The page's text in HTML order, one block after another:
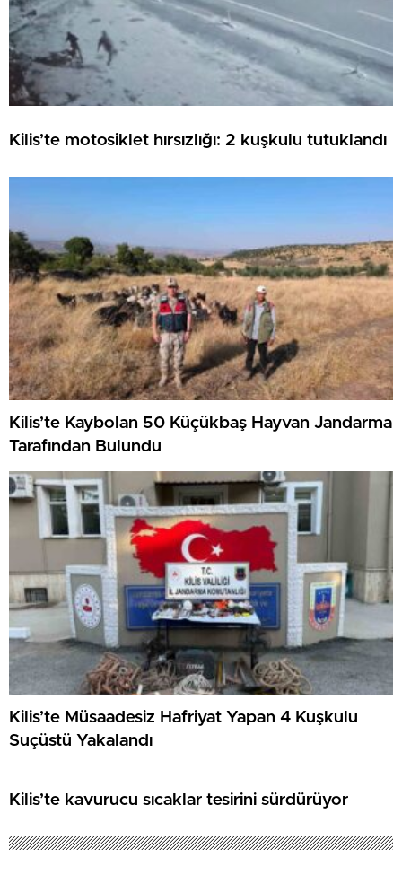
Kilis’te motosiklet hırsızlığı: 2 kuşkulu tutuklandı
Kilis’te Kaybolan 50 Küçükbaş Hayvan Jandarma
Tarafından Bulundu
Kilis’te Müsaadesiz Hafriyat Yapan 4 Kuşkulu
Suçüstü Yakalandı
Kilis’te kavurucu sıcaklar tesirini sürdürüyor